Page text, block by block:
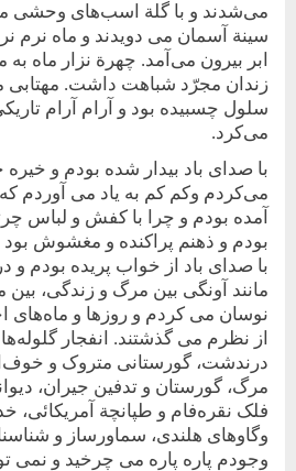
می‌شدند‌ و‌‌ با‌ گلة اسب‌های وحشی
سينة آسمان می دويدند و ماه نرم
ابر بيرون می‌‌آمد. چهرة نزار ماه
زندان مجرّد شباهت داشت.
سلول چسبيده بود و آرام آرام
می‌کرد.‌
با صدای باد بيدار شده بودم و خيره
می‌کردم و‌کم کم به ياد می آوردم
آمده بودم و چرا‌ با کفش و ‌‌لباس
بودم و ذهنم پراکنده و مغشوش بود
با صدای باد از خواب پريده بودم و‌
مانند ‌آونگی‌ بين‌ مرگ‌ و‌ زندگی، بين
نوسان می کردم و روزها و ماه‌های
از نظرم می گذشتند. انفجار گلوله‌ها
درندشت، گورستانی ‌متروک و
مرگ، گورستان و تدفين ‌جيران،
فلک‌‌ نقره‌فام‌ و طپانچة
و‌گاوهای هلندی، سماورساز و
وجودم پاره پاره می چرخيد و نمی